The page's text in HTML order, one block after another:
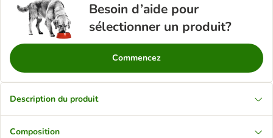
Besoin d’aide pour
sélectionner un produit?
Commencez
Description du produit
Composition